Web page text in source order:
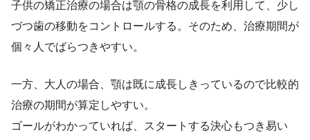
子供の矯正治療の場合は顎の骨格の成長を利用して、少し
づつ歯の移動をコントロールする。そのため、治療期間が
個々人でばらつきやすい。
一方、大人の場合、顎は既に成長しきっているので比較的
治療の期間が算定しやすい。
ゴールがわかっていれば、スタートする決心もつき易い